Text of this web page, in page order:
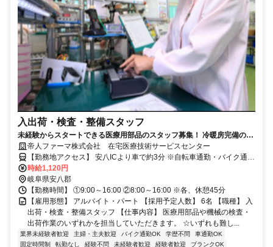
入出荷・検査・整備スタッフ
未経験からスタートできる医療用部品のスタッフ募集！ 冷暖房完備の働
きやすい環境で、無理なく作業に取り組めます。
帝人ファーマ株式会社 在宅医療技術サービスセンター
【勤務地アクセス】 安八ICより車で約3分 ※自転車通勤・バイク通
勤・自動車通勤OK ※無料駐車場あり
時給1,120円
岐阜県安八郡
【勤務時間】 ①9:00～16:00 ②8:00～16:00 ※各、休憩45分
【雇用形態】 アルバイト・パート 【採用予定人数】 6名 【職種】 入
出荷・検査・整備スタッフ 【仕事内容】 医療用部品や機械の検査・
出荷作業のいずれかを担当していただきます。 ☆いずれも難し...
業界未経験者歓迎 主婦・主夫歓迎 バイク通勤OK 学歴不問
車通勤OK
固定時間制
転勤なし 経験不問 未経験者歓迎 経験者歓迎 ブランクOK